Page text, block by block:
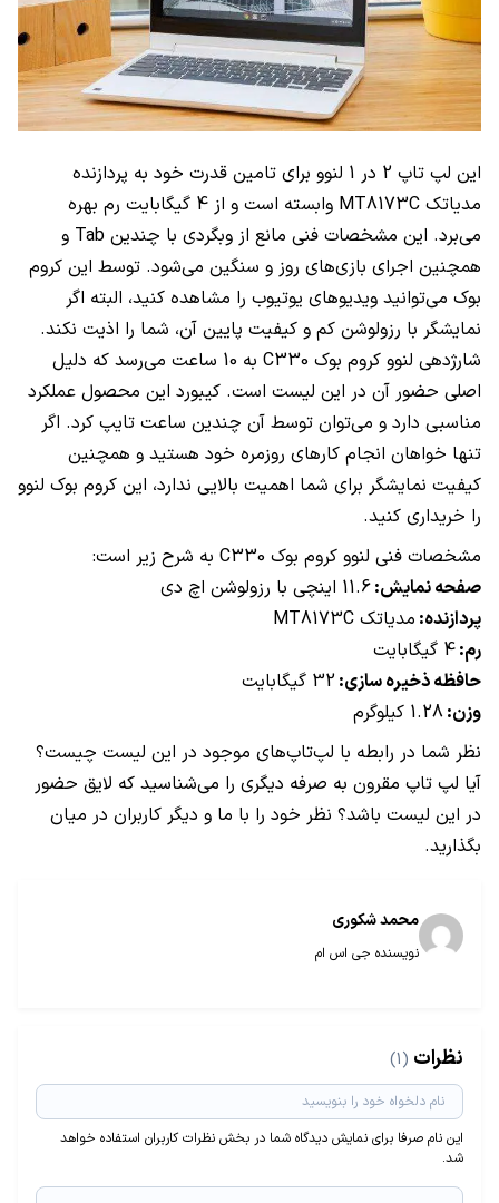
این لپ تاپ 2 در 1 لنوو برای تامین قدرت خود به پردازنده
مدیاتک MT8173C
وابسته است و از 4 گیگابایت رم بهره
می‌برد. این مشخصات فنی مانع از وبگردی با چندین Tab و
همچنین اجرای بازی‌های روز و سنگین می‌شود. توسط این کروم
بوک می‌توانید ویدیوهای یوتیوب را مشاهده کنید، البته اگر
نمایشگر با رزولوشن کم و کیفیت پایین آن، شما را اذیت نکند.
شارژدهی لنوو کروم بوک C330
به 10 ساعت می‌رسد که دلیل
اصلی حضور آن در این لیست است. کیبورد این محصول عملکرد
مناسبی دارد و می‌توان توسط آن چندین ساعت تایپ کرد. اگر
تنها خواهان انجام کارهای روزمره خود هستید و همچنین
کیفیت نمایشگر برای شما اهمیت بالایی ندارد، این کروم بوک لنوو
را خریداری کنید.
مشخصات فنی لنوو کروم بوک C330 به شرح زیر است:
صفحه نمایش:11.6 اینچی با رزولوشن اچ دی
پردازنده: مدیاتک MT8173C
رم:4 گیگابایت
حافظه ذخیره سازی:32 گیگابایت
وزن:1.28 کیلوگرم
نظر شما در رابطه با لپ‌تاپ‌های موجود در این لیست چیست؟
آیا لپ‌ تاپ مقرون به صرفه‌ دیگری را می‌شناسید که لایق حضور
در این لیست باشد؟ نظر خود را با ما و دیگر کاربران در میان
بگذارید.
محمد شکوری
نویسنده جی اس ام
نظرات (1)
این نام صرفا برای نمایش دیدگاه شما در بخش نظرات کاربران استفاده خواهد
شد.